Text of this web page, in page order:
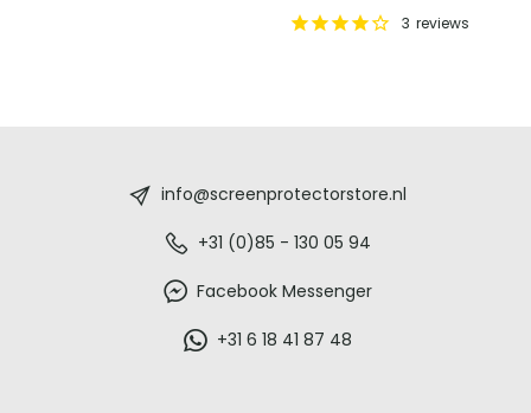
3 reviews
info@screenprotectorstore.nl
+31 (0)85 - 130 05 94
Facebook Messenger
+31 6 18 41 87 48